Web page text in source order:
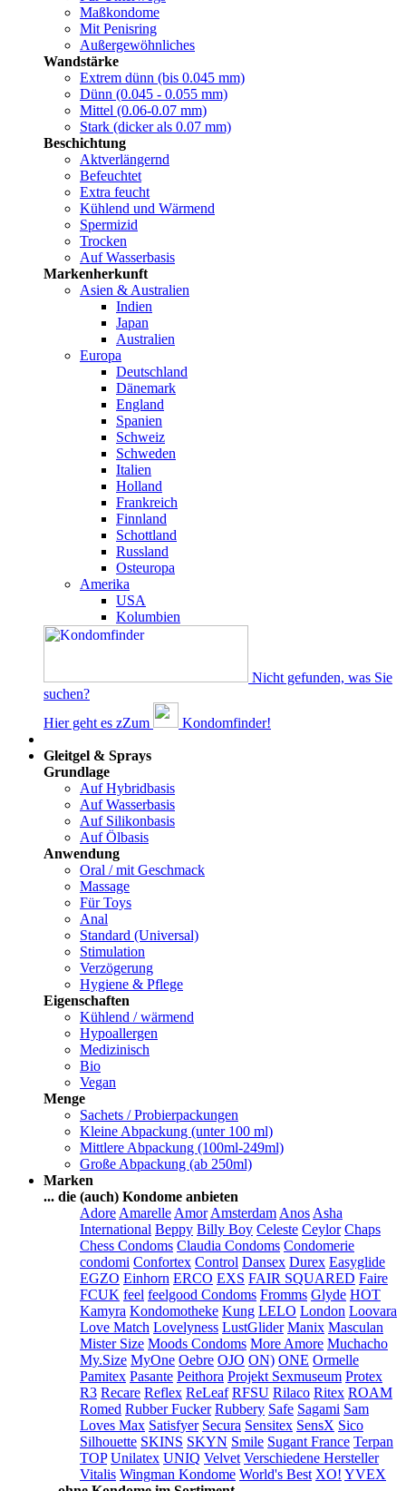
Maßkondome
Mit Penisring
Außergewöhnliches
Wandstärke
Extrem dünn (bis 0.045 mm)
Dünn (0.045 - 0.055 mm)
Mittel (0.06-0.07 mm)
Stark (dicker als 0.07 mm)
Beschichtung
Aktverlängernd
Befeuchtet
Extra feucht
Kühlend und Wärmend
Spermizid
Trocken
Auf Wasserbasis
Markenherkunft
Asien & Australien
Indien
Japan
Australien
Europa
Deutschland
Dänemark
England
Spanien
Schweiz
Schweden
Italien
Holland
Frankreich
Finnland
Schottland
Russland
Osteuropa
Amerika
USA
Kolumbien
Nicht gefunden, was Sie
suchen?
Hier geht es zZum
Kondomfinder!
Gleitgel & Sprays
Grundlage
Auf Hybridbasis
Auf Wasserbasis
Auf Silikonbasis
Auf Ölbasis
Anwendung
Oral / mit Geschmack
Massage
Für Toys
Anal
Standard (Universal)
Stimulation
Verzögerung
Hygiene & Pflege
Eigenschaften
Kühlend / wärmend
Hypoallergen
Medizinisch
Bio
Vegan
Menge
Sachets / Probierpackungen
Kleine Abpackung (unter 100 ml)
Mittlere Abpackung (100ml-249ml)
Große Abpackung (ab 250ml)
Marken
... die (auch) Kondome anbieten
Adore Amarelle Amor Amsterdam Anos Asha
International Beppy Billy Boy Celeste Ceylor Chaps
Chess Condoms Claudia Condoms Condomerie
condomi Confortex Control Dansex Durex Easyglide
EGZO Einhorn ERCO EXS FAIR SQUARED Faire
FCUK feel feelgood Condoms Fromms Glyde HOT
Kamyra Kondomotheke Kung LELO London Loovara
Love Match Lovelyness LustGlider Manix Masculan
Mister Size Moods Condoms More Amore Muchacho
My.Size MyOne Oebre OJO ON) ONE Ormelle
Pamitex Pasante Peithora Projekt Sexmuseum Protex
R3 Recare Reflex ReLeaf RFSU Rilaco Ritex ROAM
Romed Rubber Fucker Rubbery Safe Sagami Sam
Loves Max Satisfyer Secura Sensitex SensX Sico
Silhouette SKINS SKYN Smile Sugant France Terpan
TOP Unilatex UNIQ Velvet Verschiedene Hersteller
Vitalis Wingman Kondome World's Best XO! YVEX